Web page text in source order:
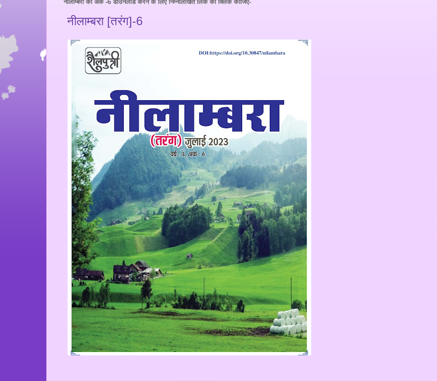
नीलाम्बरा का अंक -6 डाउनलोड करने के लिए निम्नलिखित लिंक को क्लिक कीजिए-
नीलाम्बरा [तरंग]-6